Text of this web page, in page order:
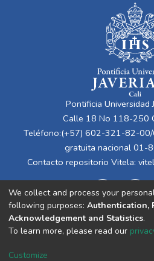
Financiera que
Además, se
y las
alternativa
bancos centrales:
Digital Currency).
es tratada como
que las
relevante e
se han
parte de
se contrasta con
hablan de la
criptomonedas
Etherium y
es descriptiva, ya
permitan realizar
Pontificia Universidad
Calle 18 No 118-250
Teléfono:(+57) 602-321-82-
gratuita nacional 01-
Contacto repositorio Vitela:
Cookie
We collect and process your
following purposes: Authentication,
Acknowledgement and Statistics.
To learn more, please read our
Customize